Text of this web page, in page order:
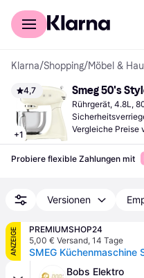
Für Shopper
Klarna/Shopping/Möbel &
4,7
+1
Smeg 50's
Rührgerät, 4.8L,
Vergleiche Preise
Probiere flexible Zahlungen mit
Versionen
ANZEIGE
PREMIUMSHOP24
5,00 € Versand, 14 Tage
Bobs Elektro